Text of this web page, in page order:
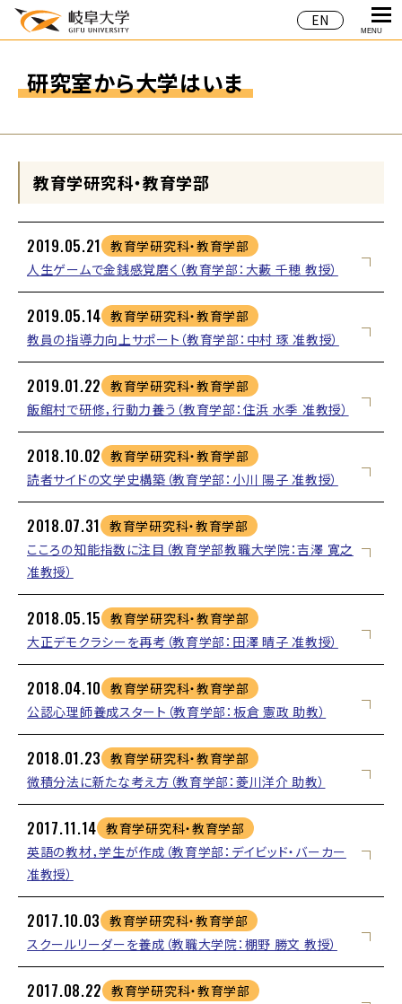
EN
MENU
研究室から大学はいま
教育学研究科・教育学部
2019.05.21 教育学研究科・教育学部
人生ゲームで金銭感覚磨く（教育学部：大藪 千穂 教授）
2019.05.14 教育学研究科・教育学部
教員の指導力向上サポート（教育学部：中村 琢 准教授）
2019.01.22 教育学研究科・教育学部
飯館村で研修，行動力養う（教育学部：住浜 水季 准教授）
2018.10.02 教育学研究科・教育学部
読者サイドの文学史構築（教育学部：小川 陽子 准教授）
2018.07.31 教育学研究科・教育学部
こころの知能指数に注目（教育学部教職大学院：吉澤 寛之
准教授）
2018.05.15 教育学研究科・教育学部
大正デモクラシーを再考（教育学部：田澤 晴子 准教授）
2018.04.10 教育学研究科・教育学部
公認心理師養成スタート（教育学部：板倉 憲政 助教）
2018.01.23 教育学研究科・教育学部
微積分法に新たな考え方（教育学部：菱川洋介 助教）
2017.11.14 教育学研究科・教育学部
英語の教材，学生が作成（教育学部：デイビッド・バーカー
准教授）
2017.10.03 教育学研究科・教育学部
スクールリーダーを養成（教職大学院：棚野 勝文 教授）
2017.08.22 教育学研究科・教育学部